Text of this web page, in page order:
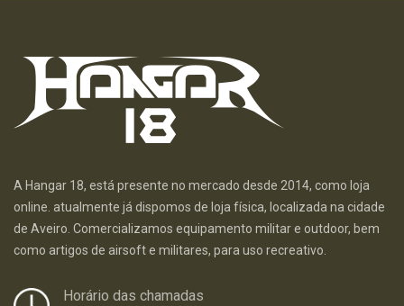
A Hangar 18, está presente no mercado desde 2014, como loja
online. atualmente já dispomos de loja física, localizada na cidade
de Aveiro. Comercializamos equipamento militar e outdoor, bem
como artigos de airsoft e militares, para uso recreativo.
Horário das chamadas